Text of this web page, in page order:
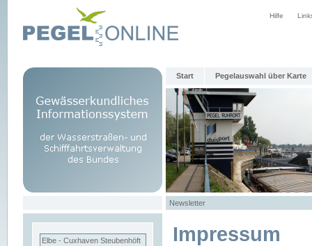
Hilfe
Start Pegelauswahl über Karte
Newsletter
Elbe - Cuxhaven Steubenhöft Impressum